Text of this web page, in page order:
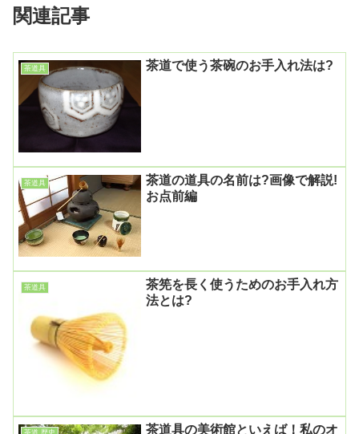
関連記事
茶道具 茶道で使う茶碗のお手入れ法は?
茶道具
茶道の道具の名前は?画像で解説!
お点前編
茶道具
茶筅を長く使うためのお手入れ方
法とは?
茶道 歴史 茶道具の美術館といえば！私のオ